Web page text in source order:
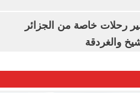
رحلات خاصة من الجزائر
والغردقة